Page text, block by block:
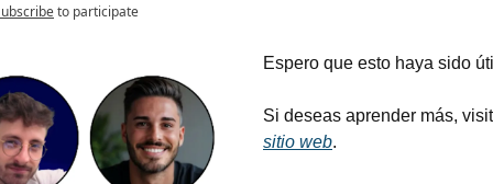
to participate
Espero que esto haya sido
sitio web.